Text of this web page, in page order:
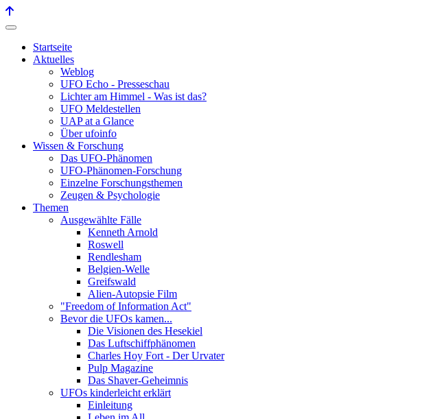
Startseite
Aktuelles
Weblog
UFO Echo - Presseschau
Lichter am Himmel - Was ist das?
UFO Meldestellen
UAP at a Glance
Über ufoinfo
Wissen & Forschung
Das UFO-Phänomen
UFO-Phänomen-Forschung
Einzelne Forschungsthemen
Zeugen & Psychologie
Themen
Ausgewählte Fälle
Kenneth Arnold
Roswell
Rendlesham
Belgien-Welle
Greifswald
Alien-Autopsie Film
"Freedom of Information Act"
Bevor die UFOs kamen...
Die Visionen des Hesekiel
Das Luftschiffphänomen
Charles Hoy Fort - Der Urvater
Pulp Magazine
Das Shaver-Geheimnis
UFOs kinderleicht erklärt
Einleitung